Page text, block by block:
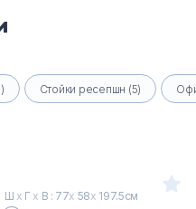
Стойки ресепшн (5)
Ш х Г х В : 77х 58х 197.5см